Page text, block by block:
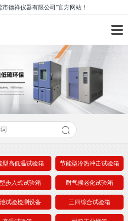
德祥仪器有限公司”官方网站！
型高低温试验箱 节能型冷热冲击试验箱
步入式试验箱 耐气候老化试验箱
试验检测设备 三四综合试验箱